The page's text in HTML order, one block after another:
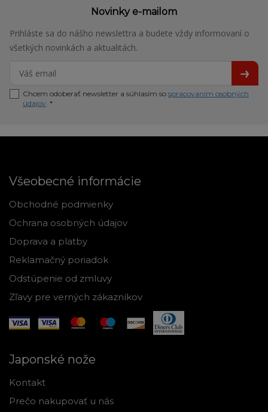
Novinky e-mailom
Prihláste sa do nášho newslettra a budete vždy informovaní o
všetkých novinkách a aktualitách.
Chcem odoberať newsletter a súhlasím so spracovaním osobných
údajov. *
Všeobecné informácie
Obchodné podmienky
Ochrana osobných údajov
Doprava a platby
Reklamačný poriadok
Odstúpenie od zmluvy
Zľavy pre verných zákazníkov
Japonské nože
Kontakt
Prečo nakupovať u nás